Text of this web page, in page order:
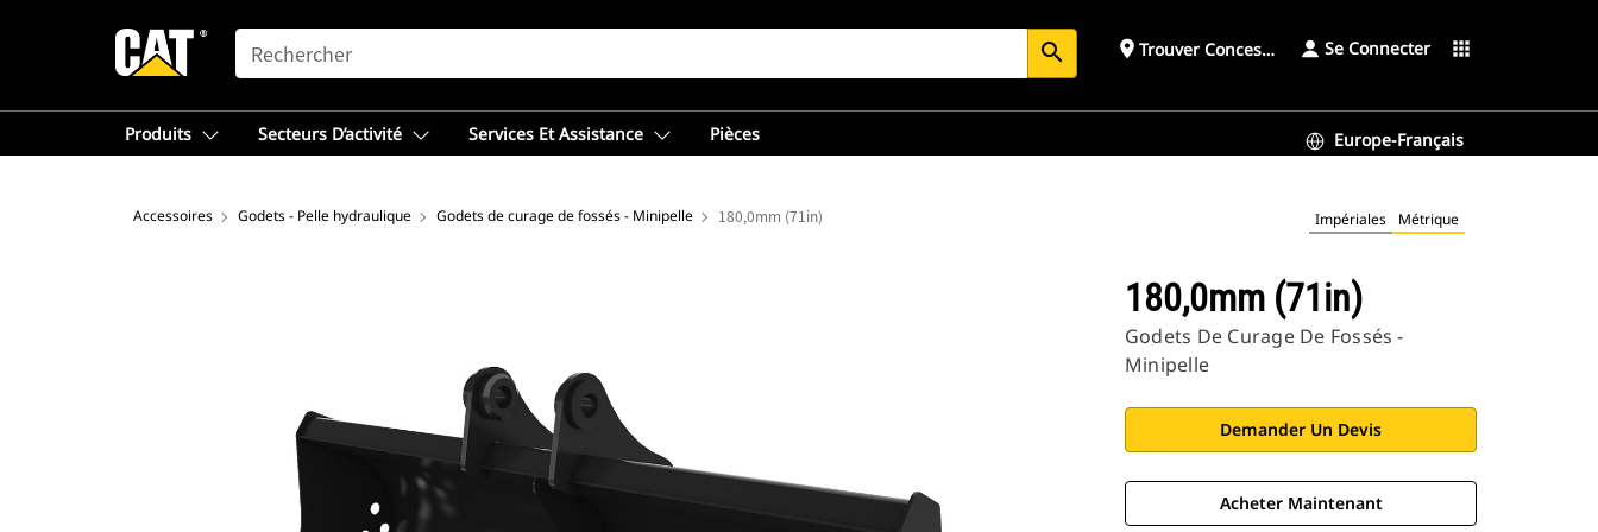
SEARCH search place Trouver ConcessionnaireSe Connecter apps
Produits Secteurs D’activité Services Et Assistance Pièces Europe-Français
Accessoires Godets - Pelle hydraulique Godets de curage de fossés - Minipelle 180,0mm (71in) Impériales Métrique
180,0mm (71in)
Godets De Curage De Fossés -
Minipelle
Demander Un Devis
Acheter Maintenant